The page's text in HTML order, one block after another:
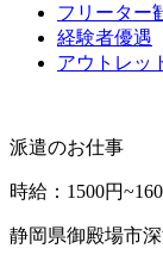
フリーター
経験者優遇
アウトレッ
派遣のお仕事
時給 ： 1500円
静岡県御殿場市